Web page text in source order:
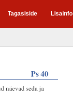
Tagasiside Lisainfo
Ps 40
näevad seda ja